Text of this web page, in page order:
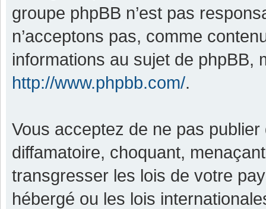
groupe phpBB n’est pas
n’acceptons pas, comme
informations au sujet de phpBB,
http://www.phpbb.com/.
Vous acceptez de ne pas
diffamatoire, choquant,
transgresser les lois de votre
hébergé ou les lois